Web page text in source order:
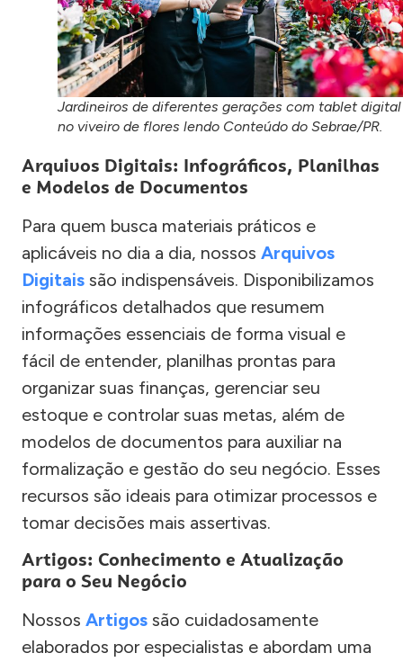
Jardineiros de diferentes gerações com tablet digital
no viveiro de flores lendo Conteúdo do Sebrae/PR.
Arquivos Digitais: Infográficos, Planilhas
e Modelos de Documentos
Para quem busca materiais práticos e
aplicáveis no dia a dia, nossos Arquivos
Digitais são indispensáveis. Disponibilizamos
infográficos detalhados que resumem
informações essenciais de forma visual e
fácil de entender, planilhas prontas para
organizar suas finanças, gerenciar seu
estoque e controlar suas metas, além de
modelos de documentos para auxiliar na
formalização e gestão do seu negócio. Esses
recursos são ideais para otimizar processos e
tomar decisões mais assertivas.
Artigos: Conhecimento e Atualização
para o Seu Negócio
Nossos Artigos são cuidadosamente
elaborados por especialistas e abordam uma